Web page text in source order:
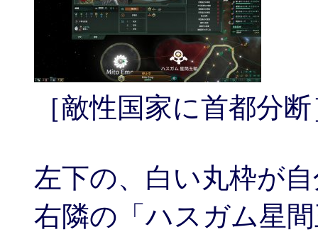
［敵性国家に首都分
左下の、白い丸枠が
右隣の「ハスガム星